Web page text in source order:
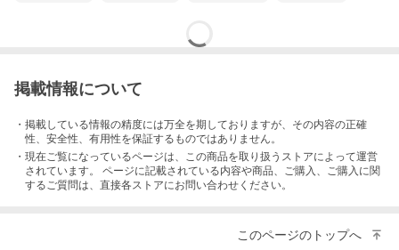
掲載情報について
・掲載している情報の精度には万全を期しておりますが、その内容の正確
性、安全性、有用性を保証するものではありません。
・現在ご覧になっているページは、この商品を取り扱うストアによって運営
されています。 ページに記載されている内容や商品、ご購入 、ご購入に関
するご質問は、直接各ストアにお問い合わせください。
このページのトップへ